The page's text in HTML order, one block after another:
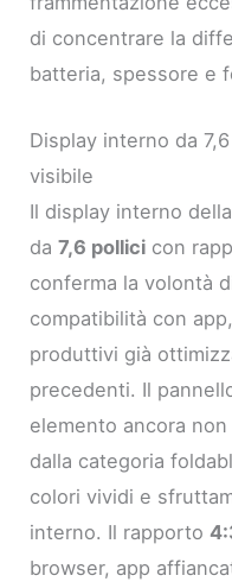
di concentrare la
batteria, spessore e
Display interno da
visibile
Il display interno
da7,6 pollici con
conferma la volontà
compatibilità con
produttivi già
precedenti. Il
elemento ancora
dalla categoria
colori vividi e
interno. Il rapporto
browser, app